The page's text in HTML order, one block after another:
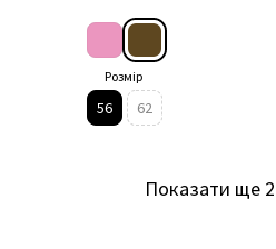
Розмір
56 62
Показати ще